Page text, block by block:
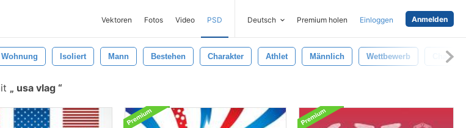
Vektoren Fotos Video PSD Deutsch Premium holen Einloggen Anmelden
Wohnung Isoliert Mann Bestehen Charakter Athlet Männlich Wettbewerb
usa vlag